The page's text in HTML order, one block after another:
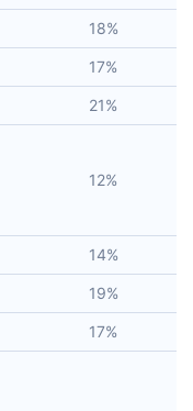
18%
17%
21%
12%
14%
19%
17%